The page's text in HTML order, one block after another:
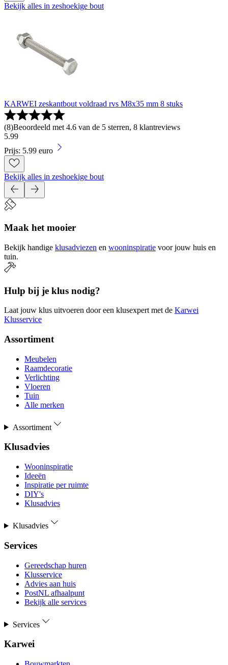
Bekijk alles in zeshoekige bout
KARWEI zeskantbout voldraad rvs M8x35 mm 8 stuks
(8)Beoordeeld met 4.6 van de 5 sterren, 8 klantreviews
5.99
Prijs: 5.99 euro
Bekijk alles in zeshoekige bout
Maak het mooier
Bekijk handige klusadviezen en wooninspiratie voor jouw huis en
tuin.
Hulp bij je klus nodig?
Laat jouw klus uitvoeren door een klusexpert met de Karwei
Klusservice
Assortiment
Meubelen
Raamdecoratie
Verlichting
Vloeren
Tuin
Alle merken
Assortiment
Klusadvies
Wooninspiratie
Ideeën
Inspiratie per ruimte
DIY's
Klusadvies
Klusadvies
Services
Gereedschap huren
Klusservice
Advies aan huis
PostNL afhaalpunt
Bekijk alle services
Services
Karwei